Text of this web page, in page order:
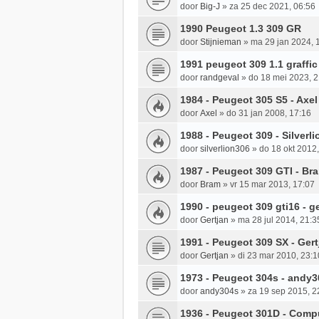
door Big-J » za 25 dec 2021, 06:56
1990 Peugeot 1.3 309 GR
door Stijnieman » ma 29 jan 2024,
1991 peugeot 309 1.1
door randgeval » do 18 mei 2023,
1984 - Peugeot 305 S5 - Axel
door Axel » do 31 jan 2008, 17:16
1988 - Peugeot 309 -
door silverlion306 » do 18 okt
1987 - Peugeot 309 GTI -
door Bram » vr 15 mar 2013, 17:07
1990 - peugeot 309 gti16 -
door Gertjan » ma 28 jul 2014,
1991 - Peugeot 309 SX -
door Gertjan » di 23 mar 2010,
1973 - Peugeot 304s -
door andy304s » za 19 sep 2015,
1936 - Peugeot 301D -